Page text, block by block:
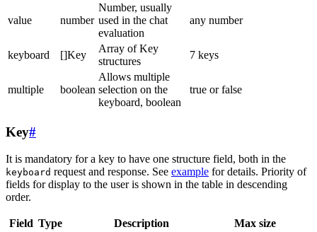
value number
Number, usually
used in the chat
evaluation
any number
keyboard []Key
Array of Key
structures
7 keys
multiple boolean
Allows multiple
selection on the
keyboard, boolean
true or false
Key#
It is mandatory for a key to have one structure field, both in the
keyboard request and response. See example for details. Priority of
fields for display to the user is shown in the table in descending
order.
Field Type Description
Max size